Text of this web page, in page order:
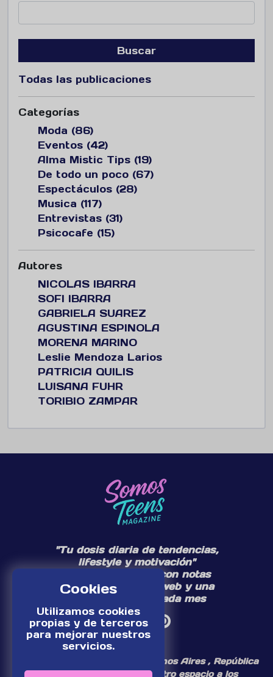
Cookies
Utilizamos cookies
propias y de terceros
para mejorar nuestros
servicios.
Buscar
Todas las publicaciones
Categorías
Moda (86)
Eventos (42)
Alma Mistic Tips (19)
De todo un poco (67)
Espectáculos (28)
Musica (117)
Entrevistas (31)
Psicocafe (15)
Autores
NICOLAS IBARRA
SOFI IBARRA
GABRIELA SUAREZ
AGUSTINA ESPINOLA
MORENA MARINO
Leslie Mendoza Larios
PATRICIA QUILIS
LUISANA FUHR
TORIBIO ZAMPAR
"Tu dosis diaria de tendencias,
lifestyle y motivación"
Te acompañamos con notas
diarias en nuestra web y una
edición especial cada mes
¡Somos un medio digital de Buenos Aires , República
Argentina, dedicamos nuestro espacio a los